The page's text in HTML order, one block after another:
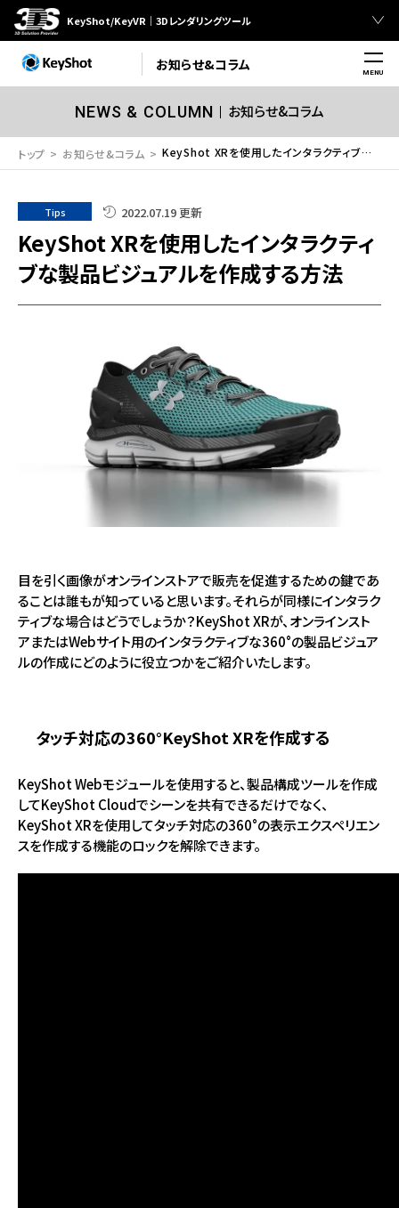
KeyShot/KeyVR｜3Dレンダリングツール
お知らせ&コラム MENU
NEWS & COLUMN お知らせ&コラム
トップ お知らせ&コラム KeyShot XRを使用したインタラクティブな製品ビジュアルを作成する方法
Tips 2022.07.19 更新
KeyShot XRを使用したインタラクティ
ブな製品ビジュアルを作成する方法
目を引く画像がオンラインストアで販売を促進するための鍵であ
ることは誰もが知っていると思います。それらが同様にインタラク
ティブな場合はどうでしょうか？KeyShot XRが、オンラインスト
アまたはWebサイト用のインタラクティブな360°の製品ビジュア
ルの作成にどのように役立つかをご紹介いたします。
タッチ対応の360°KeyShot XRを作成する
KeyShot Webモジュールを使用すると、製品構成ツールを作成
してKeyShot Cloudでシーンを共有できるだけでなく、
KeyShot XRを使用してタッチ対応の360°の表示エクスペリエン
スを作成する機能のロックを解除できます。